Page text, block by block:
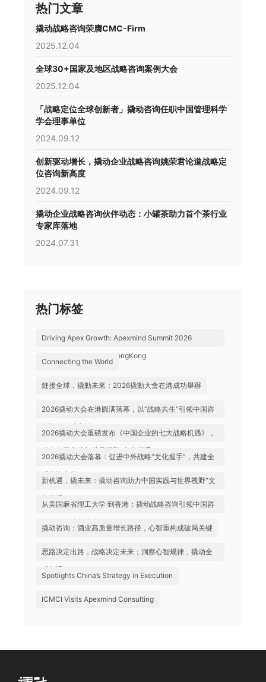
热门文章
撬动战略咨询荣膺CMC-Firm
2025.12.04
全球30+国家及地区战略咨询案例大会
2025.12.04
「战略定位全球创新者」撬动咨询任职中国管理科学
学会理事单位
2024.09.12
创新驱动增长，撬动企业战略咨询姚荣君论道战略定
位咨询新高度
2024.09.12
撬动企业战略咨询伙伴动态：小罐茶助力首个茶行业
专家库落地
2024.07.31
热门标签
Driving Apex Growth: Apexmind Summit 2026
Successfully Held in HongKong
Connecting the World
鏈接全球，撬動未來：2026撬動大會在港成功舉辦
2026撬动大会在港圆满落幕，以“战略共生”引领中国咨
询迈向全球高地
2026撬动大会重磅发布《中国企业的七大战略机遇》，
助力中国实践与世界视野“文化握手”
2026撬动大会落幕：促进中外战略“文化握手”，共建全
球咨询生态
新机遇，撬未来：撬动咨询助力中国实践与世界视野“文
化握手”
从美国麻省理工大学 到香港：撬动战略咨询引领中国咨
询站上全球行业高地
撬动咨询：酒业高质量增长路径，心智重构成破局关键
思路决定出路，战略决定未来；洞察心智规律，撬动全
球机遇
Spotlights China’s Strategy in Execution
ICMCI Visits Apexmind Consulting